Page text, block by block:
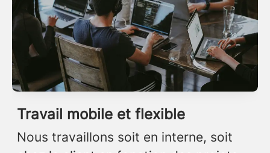
Travail mobile et flexible
Nous travaillons soit en interne, soit